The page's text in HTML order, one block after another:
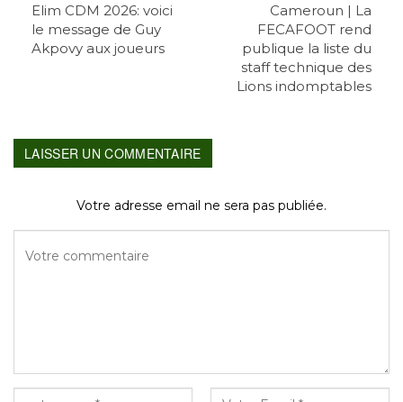
Elim CDM 2026: voici
le message de Guy
Akpovy aux joueurs
Cameroun | La
FECAFOOT rend
publique la liste du
staff technique des
Lions indomptables
LAISSER UN COMMENTAIRE
Votre adresse email ne sera pas publiée.